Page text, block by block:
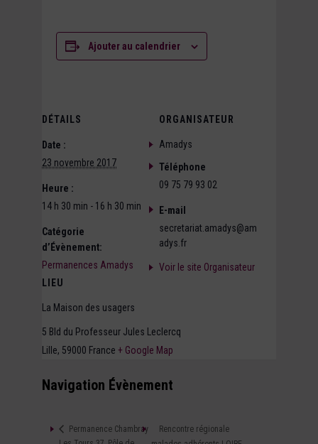
Ajouter au calendrier
DÉTAILS
Date :
23 novembre 2017
Heure :
14 h 30 min - 16 h 30 min
Catégorie
d’Évènement:
Permanences Amadys
LIEU
La Maison des usagers
5 Bld du Professeur Jules Leclercq
Lille, 59000 France + Google Map
ORGANISATEUR
Amadys
Téléphone
09 75 79 93 02
E-mail
secretariat.amadys@am
adys.fr
Voir le site Organisateur
Navigation Évènement
Permanence Chambray
Rencontre régionale